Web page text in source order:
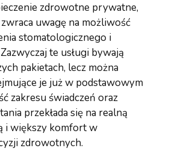
zdrowotne prywatne,
uwagę na możliwość
stomatologicznego i
te usługi bywają
pakietach, lecz można
je już w podstawowym
zakresu świadczeń oraz
przekłada się na realną
i większy komfort w
zdrowotnych.